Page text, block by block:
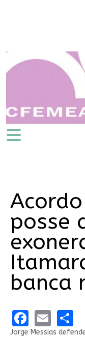
posse
banca
Email
Jorge Messias